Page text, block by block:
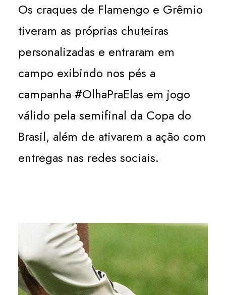
Os craques de Flamengo e Grêmio
tiveram as próprias chuteiras
personalizadas e entraram em
campo exibindo nos pés a
campanha #OlhaPraElas em jogo
válido pela semifinal da Copa do
Brasil, além de ativarem a ação com
entregas nas redes sociais.